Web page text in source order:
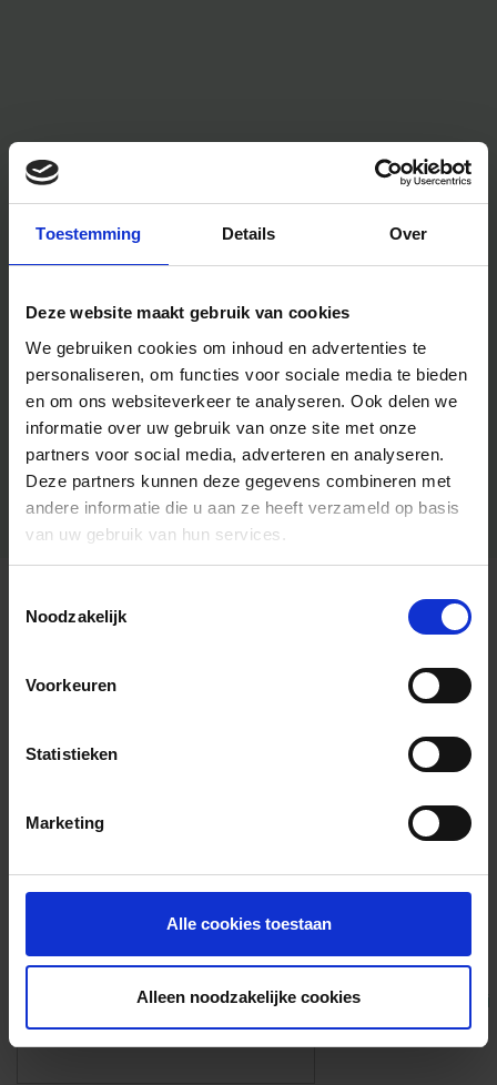
Toestemming Details Over
Deze website maakt gebruik van cookies
We gebruiken cookies om inhoud en advertenties te
personaliseren, om functies voor sociale media te bieden
en om ons websiteverkeer te analyseren. Ook delen we
informatie over uw gebruik van onze site met onze
partners voor social media, adverteren en analyseren.
Deze partners kunnen deze gegevens combineren met
andere informatie die u aan ze heeft verzameld op basis
van uw gebruik van hun services.
Noodzakelijk
Voorkeuren
Statistieken
Marketing
Alle cookies toestaan
Alleen noodzakelijke cookies
Algemene informatie
Foto’s ({{photos.length}})
Eigen foto’s